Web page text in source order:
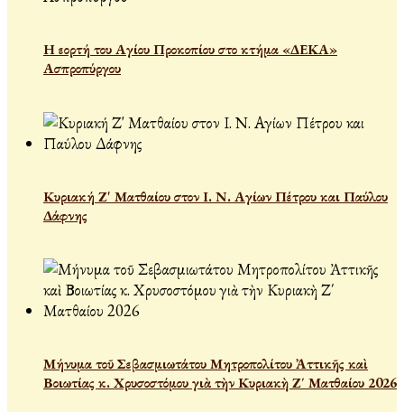
Η εορτή του Αγίου Προκοπίου στο κτήμα «ΔΕΚΑ»
Ασπροπύργου
Κυριακή Ζ' Ματθαίου στον Ι. Ν. Αγίων Πέτρου και Παύλου
Δάφνης
Μήνυμα τοῦ Σεβασμιωτάτου Μητροπολίτου Ἀττικῆς καὶ
Βοιωτίας κ. Χρυσοστόμου γιὰ τὴν Κυριακὴ Ζ΄ Ματθαίου 2026